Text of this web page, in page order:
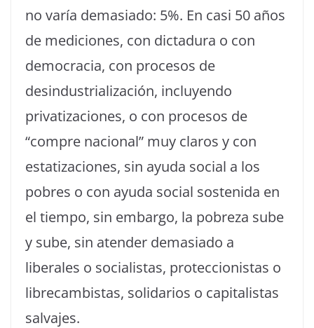
no varía demasiado: 5%. En casi 50 años
de mediciones, con dictadura o con
democracia, con procesos de
desindustrialización, incluyendo
privatizaciones, o con procesos de
“compre nacional” muy claros y con
estatizaciones, sin ayuda social a los
pobres o con ayuda social sostenida en
el tiempo, sin embargo, la pobreza sube
y sube, sin atender demasiado a
liberales o socialistas, proteccionistas o
librecambistas, solidarios o capitalistas
salvajes.